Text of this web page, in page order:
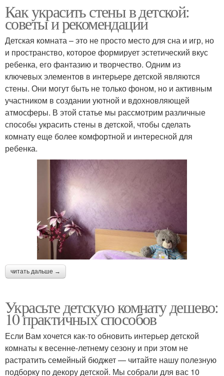
Как украсить стены в детской:
советы и рекомендации
Детская комната – это не просто место для сна и игр, но
и пространство, которое формирует эстетический вкус
ребенка, его фантазию и творчество. Одним из
ключевых элементов в интерьере детской являются
стены. Они могут быть не только фоном, но и активным
участником в создании уютной и вдохновляющей
атмосферы. В этой статье мы рассмотрим различные
способы украсить стены в детской, чтобы сделать
комнату еще более комфортной и интересной для
ребенка.
читать дальше →
Украсьте детскую комнату дешево:
10 практичных способов
Если Вам хочется как-то обновить интерьер детской
комнаты к весенне-летнему сезону и при этом не
растратить семейный бюджет — читайте нашу полезную
подборку по декору детской. Мы собрали для вас 10